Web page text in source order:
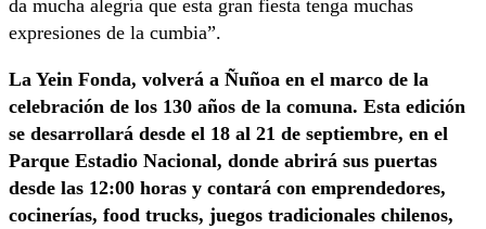
da mucha alegría que esta gran fiesta tenga muchas
expresiones de la cumbia”.
La Yein Fonda, volverá a Ñuñoa en el marco de la
celebración de los 130 años de la comuna. Esta edición
se desarrollará desde el 18 al 21 de septiembre, en el
Parque Estadio Nacional, donde abrirá sus puertas
desde las 12:00 horas y contará con emprendedores,
cocinerías, food trucks, juegos tradicionales chilenos,